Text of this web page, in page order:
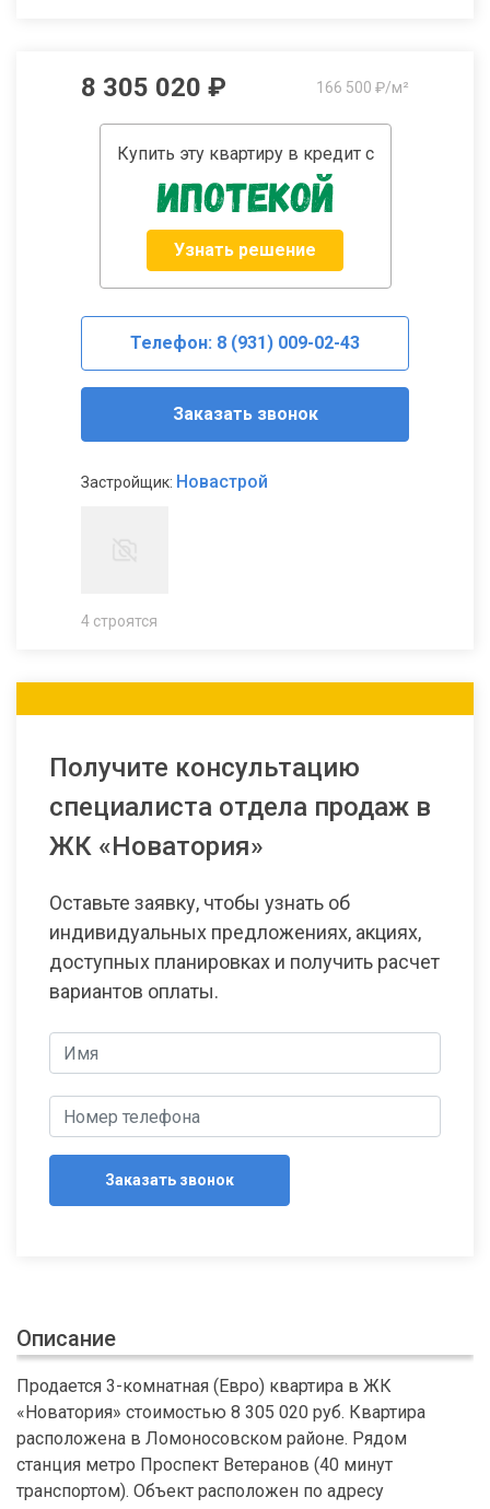
8 305 020 ₽ 166 500 ₽/м²
Купить эту квартиру в кредит с
Узнать решение
Телефон: 8 (931) 009-02-43
Заказать звонок
Застройщик: Новастрой
4 строятся
Получите консультацию
специалиста отдела продаж в
ЖК «Новатория»
Оставьте заявку, чтобы узнать об
индивидуальных предложениях, акциях,
доступных планировках и получить расчет
вариантов оплаты.
Заказать звонок
Описание
Продается 3-комнатная (Евро) квартира в ЖК
«Новатория» стоимостью 8 305 020 руб. Квартира
расположена в Ломоносовском районе. Рядом
станция метро Проспект Ветеранов (40 минут
транспортом). Объект расположен по адресу